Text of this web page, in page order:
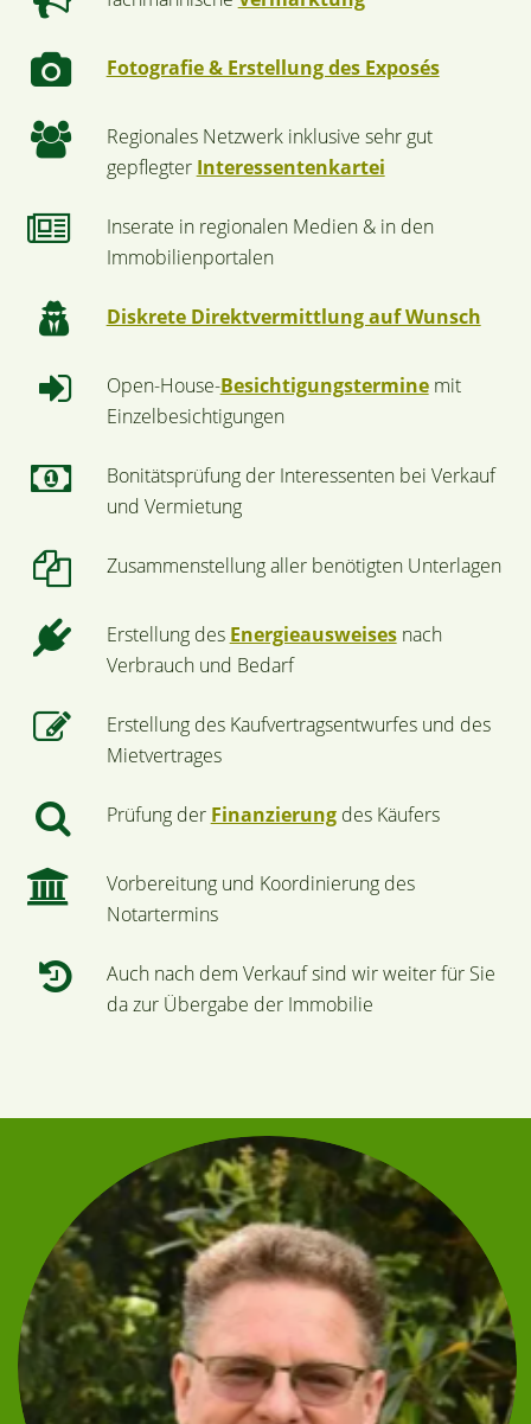
Fotografie & Erstellung des Exposés
Regionales Netzwerk inklusive sehr gut
gepflegter Interessentenkartei
Inserate in regionalen Medien & in den
Immobilienportalen
Diskrete Direktvermittlung auf Wunsch
Open-House-Besichtigungsterminemit
Einzelbesichtigungen
Bonitätsprüfung der Interessenten bei Verkauf
und Vermietung
Zusammenstellung aller benötigten Unterlagen
Erstellung des Energieausweisesnach
Verbrauch und Bedarf
Erstellung des Kaufvertragsentwurfes und des
Mietvertrages
Prüfung der Finanzierung des Käufers
Vorbereitung und Koordinierung des
Notartermins
Auch nach dem Verkauf sind wir weiter für Sie
da zur Übergabe der Immobilie